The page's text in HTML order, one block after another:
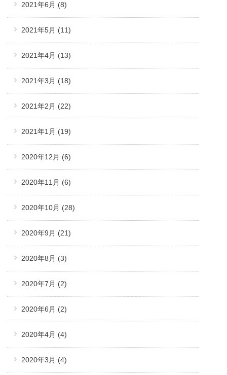
2021年6月 (8)
2021年5月 (11)
2021年4月 (13)
2021年3月 (18)
2021年2月 (22)
2021年1月 (19)
2020年12月 (6)
2020年11月 (6)
2020年10月 (28)
2020年9月 (21)
2020年8月 (3)
2020年7月 (2)
2020年6月 (2)
2020年4月 (4)
2020年3月 (4)